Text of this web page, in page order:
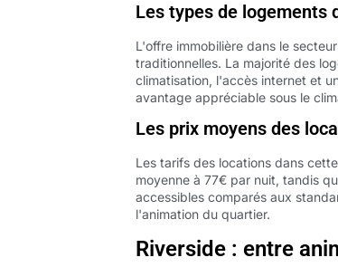
Les types de logements
L'offre immobilière dans le
traditionnelles. La majorité des
climatisation, l'accès internet et
avantage appréciable sous le
Les prix moyens des
Les tarifs des locations dans
moyenne à 77€ par nuit, tandis
accessibles comparés aux
l'animation du quartier.
Riverside : entre